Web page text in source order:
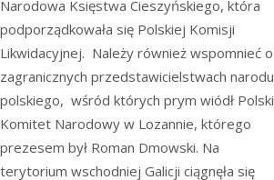
Narodowa Księstwa Cieszyńskiego, która
podporządkowała się Polskiej Komisji
Likwidacyjnej. Należy również wspomnieć o
zagranicznych przedstawicielstwach narodu
polskiego, wśród których prym wiódł Polski
Komitet Narodowy w Lozannie, którego
prezesem był Roman Dmowski. Na
terytorium wschodniej Galicji ciągnęła się